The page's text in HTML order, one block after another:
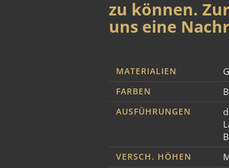
zu können.
uns eine
MATERIALIEN
FARBEN
AUSFÜHRUNGEN
VERSCH. HÖHEN